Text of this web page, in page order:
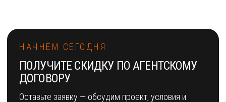
НАЧНЁМ СЕГОДНЯ
ПОЛУЧИТЕ СКИДКУ ПО АГЕНТСКОМУ
ДОГОВОРУ
Оставьте заявку — обсудим проект, условия и